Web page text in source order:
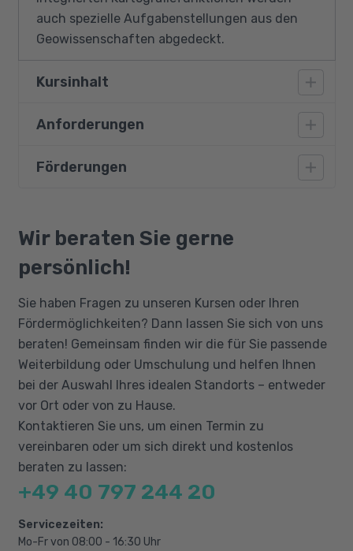
auch spezielle Aufgabenstellungen aus den
Geowissenschaften abgedeckt.
Kursinhalt
Projektverwaltung
Digitale Geländemodelle und Verschneidung
Achsen
Planung von 3D-Profilkörpern als
Kanalplanung
Druckleitungsnetze
Erdmassenberechnung
Ausführungspläne
Geodatenanalyse und Kartografie
Anforderungen
Es wird eine Berufsausbildung mit
die mit der Weiterbildung AutoCAD® - 2D,
Aufbaukurs vergleichbar sind.
Förderungen
Qualifizierungschancengesetz
Berufliche Rehabilitation
Wir beraten Sie gerne
persönlich!
Sie haben Fragen zu unseren Kursen oder Ihren
Fördermöglichkeiten? Dann lassen Sie sich von uns
beraten! Gemeinsam finden wir die für Sie passende
Weiterbildung oder Umschulung und helfen Ihnen
bei der Auswahl Ihres idealen Standorts – entweder
vor Ort oder von zu Hause.
Kontaktieren Sie uns, um einen Termin zu
vereinbaren oder um sich direkt und kostenlos
beraten zu lassen:
+49 40 797 244 20
Servicezeiten:
Mo-Fr von 08:00 - 16:30 Uhr